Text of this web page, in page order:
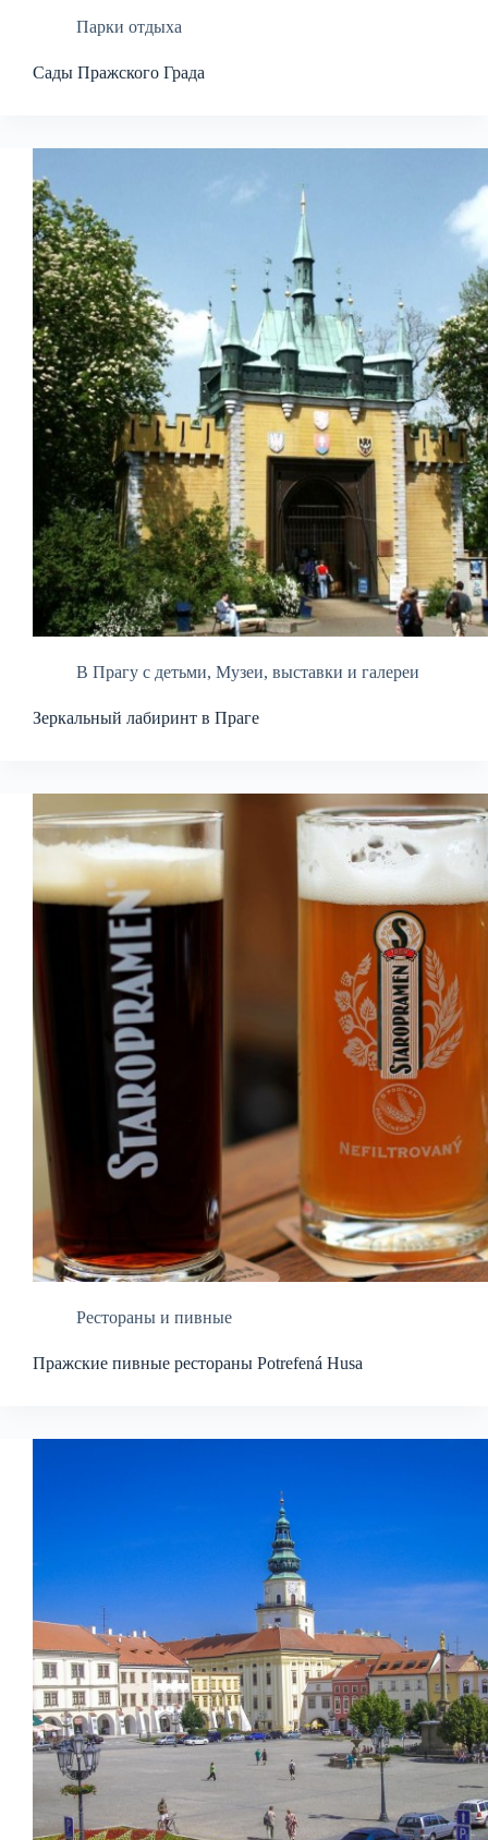
Парки отдыха
Сады Пражского Града
В Прагу с детьми, Музеи, выставки и галереи
Зеркальный лабиринт в Праге
Рестораны и пивные
Пражские пивные рестораны Potrefená Husa